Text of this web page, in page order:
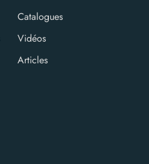
Catalogues
Vidéos
Articles